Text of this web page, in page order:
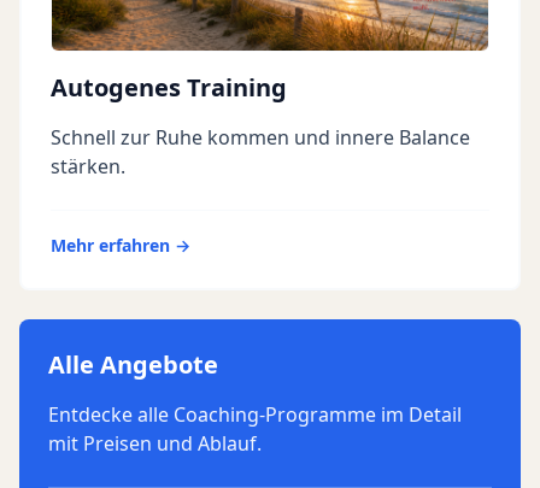
Autogenes Training
Schnell zur Ruhe kommen und innere Balance
stärken.
Mehr erfahren →
Alle Angebote
Entdecke alle Coaching-Programme im Detail
mit Preisen und Ablauf.